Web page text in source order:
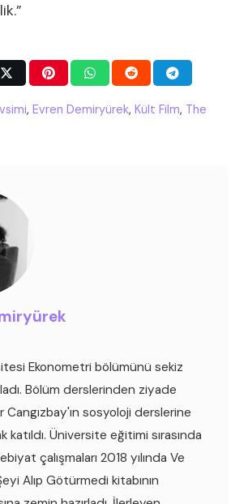
, Evren Demiryürek, Kült Film, The
Ekonometri bölümünü sekiz
Bölüm derslerinden ziyade
Cangızbay'ın sosyoloji derslerine
katıldı. Üniversite eğitimi sırasında
çalışmaları 2018 yılında Ve
Alıp Götürmedi kitabının